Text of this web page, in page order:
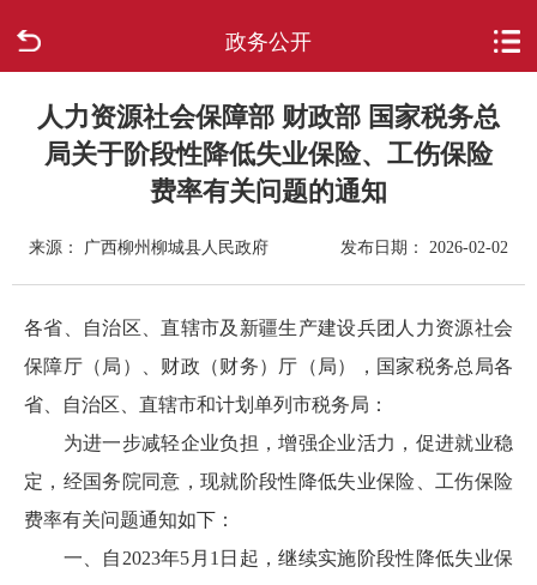
政务公开
走进柳城
政府信息公开
互动回应
数据专题
人力资源社会保障部 财政部 国家税务总
局关于阶段性降低失业保险、工伤保险
费率有关问题的通知
来源： 广西柳州柳城县人民政府 发布日期： 2026-02-02
各省、自治区、直辖市及新疆生产建设兵团人力资源社会
保障厅（局）、财政（财务）厅（局），国家税务总局各
省、自治区、直辖市和计划单列市税务局：
为进一步减轻企业负担，增强企业活力，促进就业稳
定，经国务院同意，现就阶段性降低失业保险、工伤保险
费率有关问题通知如下：
一、自2023年5月1日起，继续实施阶段性降低失业保